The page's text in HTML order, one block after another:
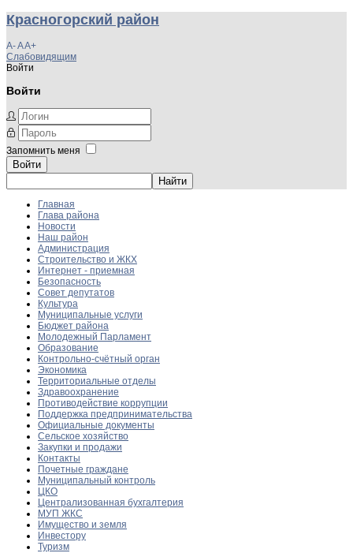
Красногорский район
A-AA+
Слабовидящим
Войти
Войти
Запомнить меня
Войти
Главная
Глава района
Новости
Наш район
Администрация
Строительство и ЖКХ
Интернет - приемная
Безопасность
Совет депутатов
Культура
Муниципальные услуги
Бюджет района
Молодежный Парламент
Образование
Контрольно-счётный орган
Экономика
Территориальные отделы
Здравоохранение
Противодействие коррупции
Поддержка предпринимательства
Официальные документы
Сельское хозяйство
Закупки и продажи
Контакты
Почетные граждане
Муниципальный контроль
ЦКО
Централизованная бухгалтерия
МУП ЖКС
Имущество и земля
Инвестору
Туризм